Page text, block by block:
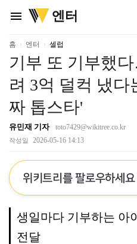
menu
위
키
리
엔터
홈 엔터 셀럽
기부 또 기부했
려 3억 덜컥 냈다
짜 톱스타'
유민재 기자 toto7429@wikitree.co.kr
작성일 2026-05-16 14:13
위키트리를 팔로우하세요
생일마다 기부하는 아
전달